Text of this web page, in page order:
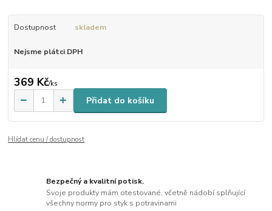
Dostupnost skladem
Nejsme plátci DPH
369 Kč/ks
Přidat do košíku
Hlídat cenu / dostupnost
Bezpečný a kvalitní potisk.
Svoje produkty mám otestované, včetně nádobí splňující
všechny normy pro styk s potravinami